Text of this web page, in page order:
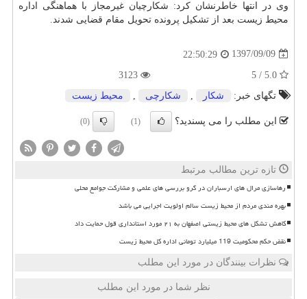
وی در انتها خاطرنشان كرد: شكارچیان غیرمجاز با هماهنگی اداره
محیط زیست بعد از تشكیل پرونده تحویل مقام قضایی شدند.
1397/09/09
22:50:29
تگهای خبر:
شكار , شكارچی , محیط زیست
این مطلب را می پسندید؟ (1)
(0)
تازه ترین مطالب مرتبط
رهاسازی مرال های ارسباران در گرو بررسی های علمی و مشارکت جوامع محلی
بهره مندی مردم از محیط زیست سالم اولویت اجرایی می باشد
کاهش تشکل های محیط زیستی اصفهان به ۲۱ مورد استانداری قول حمایت داد
نقض حکم محکومیت 119 میلیارد تومانی اداره کل محیط زیست
نظرات بینندگان در مورد این مطلب
نظر شما در مورد این مطلب